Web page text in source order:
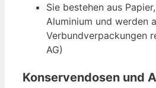
Sie bestehen aus
Aluminium und werden
Verbundverpackungen
AG)
Konservendosen und